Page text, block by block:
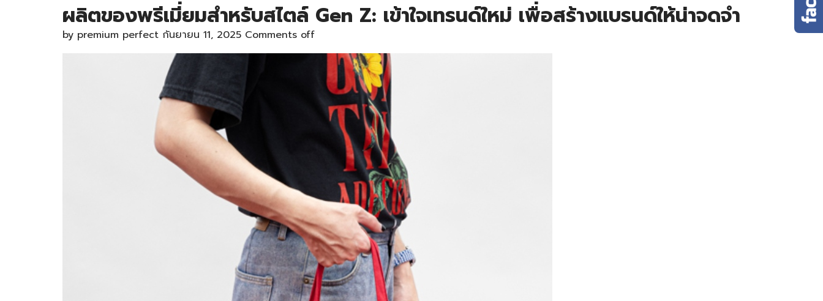
ผลิตของพรีเมี่ยมสำหรับสไตล์ Gen Z: เข้าใจเทรนด์ใหม่ เพื่อสร้างแบรนด์ให้น่าจดจำ
by premium perfect กันยายน 11, 2025 Comments off